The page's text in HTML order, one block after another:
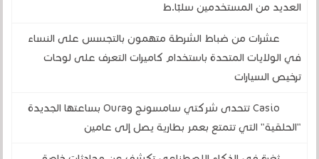
العديد من المستخدمين سلبًا.ط
عشرات من ضباط الشرطة متهمون بالتجسس على النساء
في الولايات المتحدة باستخدام كاميرات التعرف على لوحات
ترخيص السيارات
Casio تتحدى شركتي سامسونج وOura بساعتها الجديدة
"الحلقية" التي تتمتع بعمر بطارية يصل إلى عامين